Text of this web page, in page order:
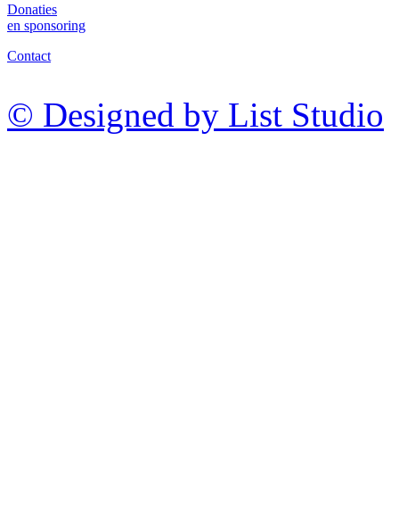
Donaties
en sponsoring
Contact
© Designed by List Studio